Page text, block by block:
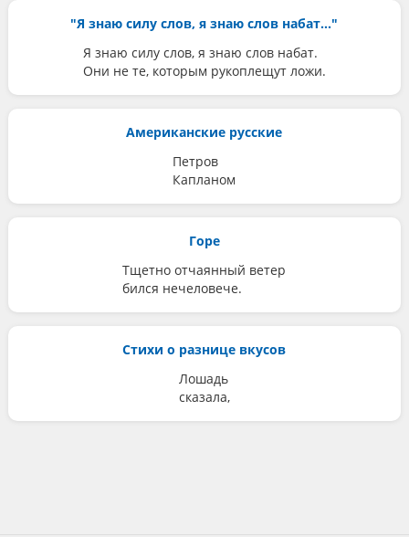
"Я знаю силу слов, я знаю слов набат..."
Я знаю силу слов, я знаю слов набат.
Они не те, которым рукоплещут ложи.
Американские русские
Петров
Капланом
Горе
Тщетно отчаянный ветер
бился нечеловече.
Стихи о разнице вкусов
Лошадь
сказала,